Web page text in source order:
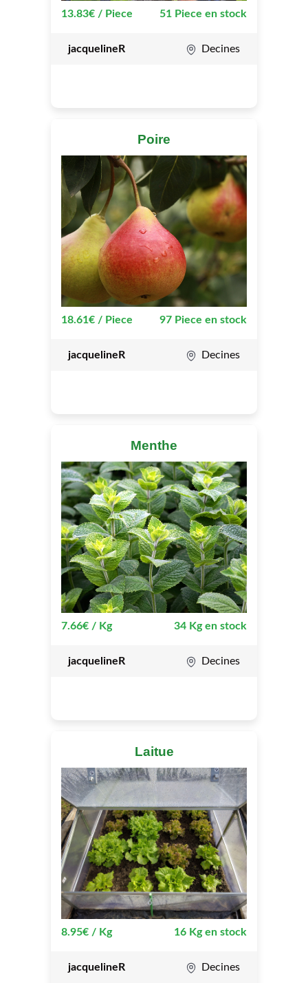
13.83€ / Piece 51 Piece en stock
jacquelineR Decines
Poire
18.61€ / Piece 97 Piece en stock
jacquelineR Decines
Menthe
7.66€ / Kg 34 Kg en stock
jacquelineR Decines
Laitue
8.95€ / Kg 16 Kg en stock
jacquelineR Decines